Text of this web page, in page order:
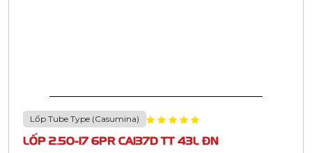
Lốp Tube Type (Casumina)
LỐP 2.50-17 6PR CA137D TT 43L ĐN